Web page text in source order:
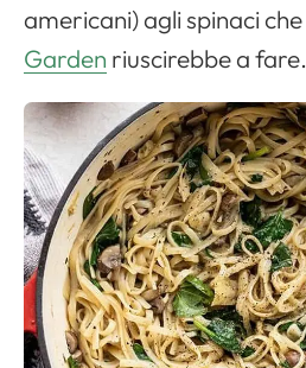
americani) agli spinaci che
Garden riuscirebbe a fare.